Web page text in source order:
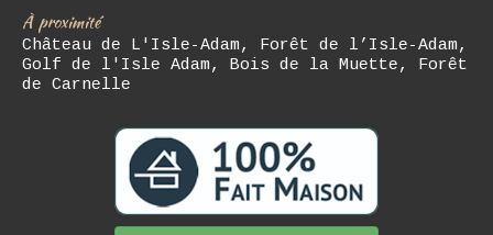
À proximité
Château de L'Isle-Adam, Forêt de l’Isle-Adam,
Golf de l'Isle Adam, Bois de la Muette, Forêt
de Carnelle